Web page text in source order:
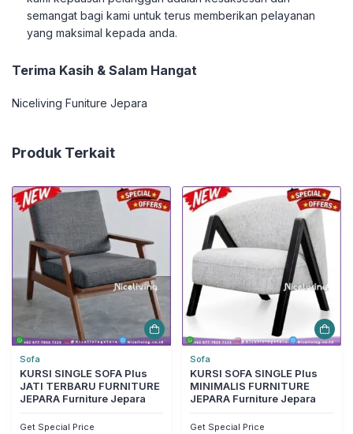
semangat bagi kami untuk terus memberikan pelayanan
yang maksimal kepada anda.
Terima Kasih & Salam Hangat
Niceliving Funiture Jepara
Produk Terkait
Sofa
KURSI SINGLE SOFA Plus
JATI TERBARU FURNITURE
JEPARA Furniture Jepara
Get Special Price
Sofa
KURSI SOFA SINGLE Plus
MINIMALIS FURNITURE
JEPARA Furniture Jepara
Get Special Price